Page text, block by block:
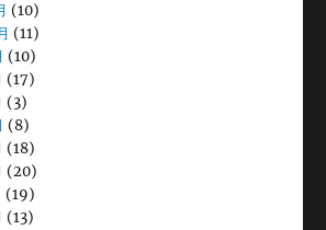
(10)
(11)
(10)
(17)
(3)
(8)
(18)
(20)
(19)
(13)